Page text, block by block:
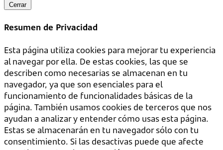
Cerrar
Resumen de Privacidad
Esta página utiliza cookies para mejorar tu experiencia
al navegar por ella. De estas cookies, las que se
describen como necesarias se almacenan en tu
navegador, ya que son esenciales para el
funcionamiento de funcionalidades básicas de la
página. También usamos cookies de terceros que nos
ayudan a analizar y entender cómo usas esta página.
Estas se almacenarán en tu navegador sólo con tu
consentimiento. Si las desactivas puede que afecte